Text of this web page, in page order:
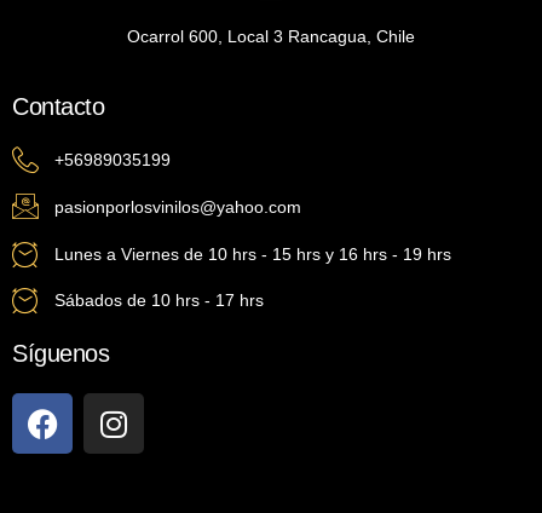
Ocarrol 600, Local 3 Rancagua, Chile
Contacto
+56989035199
pasionporlosvinilos@yahoo.com
Lunes a Viernes de 10 hrs - 15 hrs y 16 hrs - 19 hrs
Sábados de 10 hrs - 17 hrs
Síguenos